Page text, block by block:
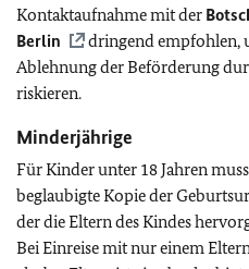
Kontaktaufnahme mit der
Berlin
dringend empfohlen,
Ablehnung der Beförderung
riskieren.
Minderjährige
Für Kinder unter 18 Jahren
beglaubigte Kopie der
der die Eltern des Kindes
Bei Einreise mit nur einem